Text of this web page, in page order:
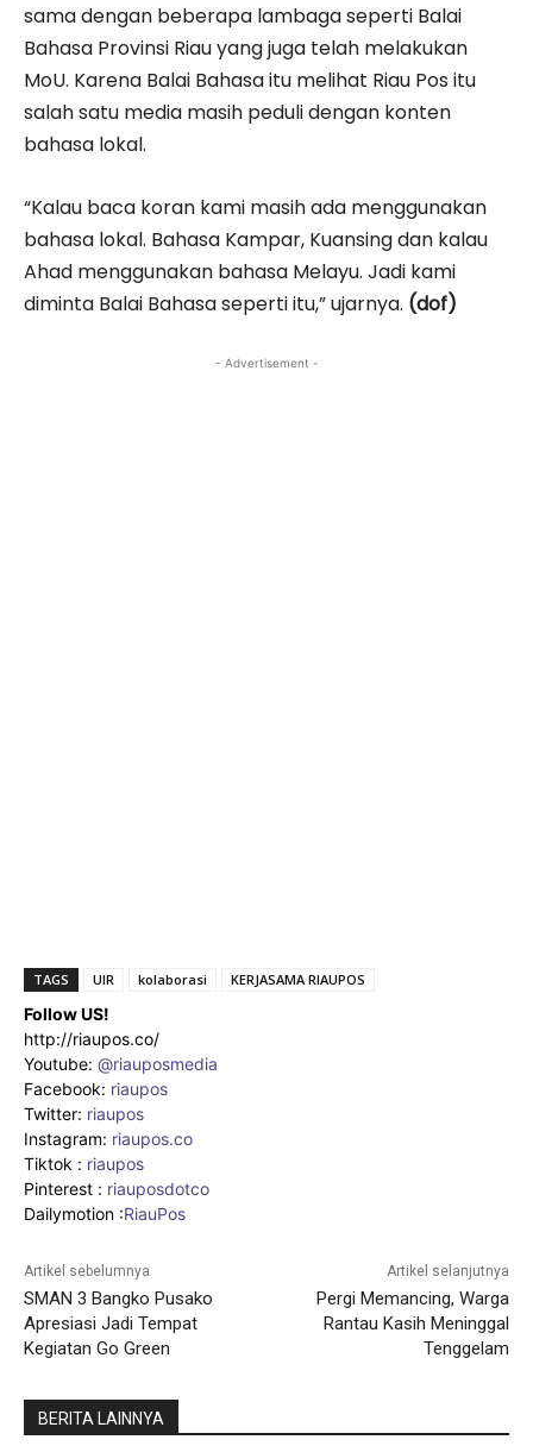
sama dengan beberapa lambaga seperti Balai
Bahasa Provinsi Riau yang juga telah melakukan
MoU. Karena Balai Bahasa itu melihat Riau Pos itu
salah satu media masih peduli dengan konten
bahasa lokal.
“Kalau baca koran kami masih ada menggunakan
bahasa lokal. Bahasa Kampar, Kuansing dan kalau
Ahad menggunakan bahasa Melayu. Jadi kami
diminta Balai Bahasa seperti itu,” ujarnya. (dof)
- Advertisement -
TAGS UIR kolaborasi KERJASAMA RIAUPOS
Follow US!
http://riaupos.co/
Youtube: @riauposmedia
Facebook: riaupos
Twitter: riaupos
Instagram: riaupos.co
Tiktok : riaupos
Pinterest : riauposdotco
Dailymotion :RiauPos
Artikel sebelumnya
SMAN 3 Bangko Pusako
Apresiasi Jadi Tempat
Kegiatan Go Green
Artikel selanjutnya
Pergi Memancing, Warga
Rantau Kasih Meninggal
Tenggelam
BERITA LAINNYA